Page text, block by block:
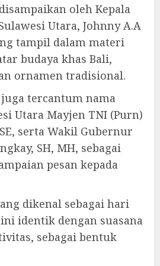
oleh Kepala
Utara, Johnny A.A
tampil dalam materi
budaya khas Bali,
ornamen tradisional.
tercantum nama
Utara Mayjen TNI (Purn)
serta Wakil Gubernur
SH, MH, sebagai
pesan kepada
dikenal sebagai hari
identik dengan suasana
sebagai bentuk